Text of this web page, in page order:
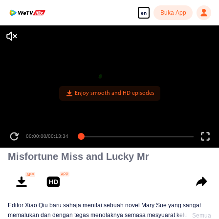
en Buka App
Enjoy smooth and HD episodes
00:00:00/00:13:34
Misfortune Miss and Lucky Mr
Editor Xiao Qiu baru sahaja menilai sebuah novel Mary Sue yang sangat
memalukan dan dengan tegas menolaknya semasa mesyuarat kelulusan.
Semua